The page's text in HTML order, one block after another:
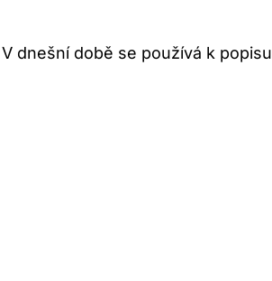
dnešní době se používá k popisu